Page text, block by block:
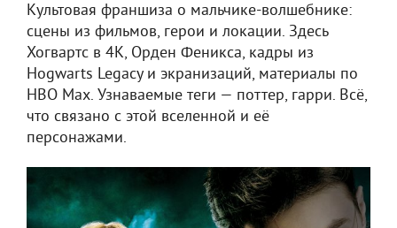
Культовая франшиза о мальчике-волшебнике:
сцены из фильмов, герои и локации. Здесь
Хогвартс в 4К, Орден Феникса, кадры из
Hogwarts Legacy и экранизаций, материалы по
HBO Max. Узнаваемые теги — поттер, гарри. Всё,
что связано с этой вселенной и её
персонажами.